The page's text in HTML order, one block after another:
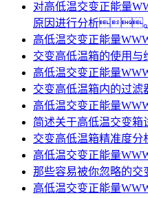
对高低温交变正能量
原因进行分析。
高低温交变正能量
交变高低温箱的使用与
高低温交变正能量
交变高低温箱内的过滤
高低温交变正能量
简述关于高低温交变箱
交变高低温箱精准度分
高低温交变正能量
那些容易被你忽略的交
高低温交变正能量